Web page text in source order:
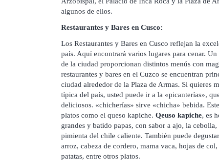
algunos de ellos.
Restaurantes y Bares en Cusco:
Los Restaurantes y Bares en Cusco reflejan la
país. Aquí encontrará varios lugares para cenar.
de la ciudad proporcionan distintos menús con
restaurantes y bares en el Cuzco se encuentran
ciudad alrededor de la Plaza de Armas. Si quieres
típica del país, usted puede ir a la «picanterías»,
deliciosos. «chicherías» sirve «chicha» bebida.
platos como el queso kapiche. Qeuso kapiche, es
grandes y batido papas, con sabor a ajo, la
pimienta del chile caliente. También puede
arroz, cabeza de cordero, mama vaca, hojas de
patatas, entre otros platos.